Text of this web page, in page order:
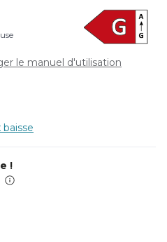
le manuel d'utilisation
baisse
!